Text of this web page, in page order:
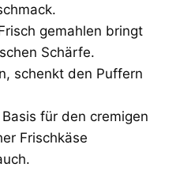
gemahlen bringt
Schärfe.
schenkt den Puffern
für den cremigen
Frischkäse